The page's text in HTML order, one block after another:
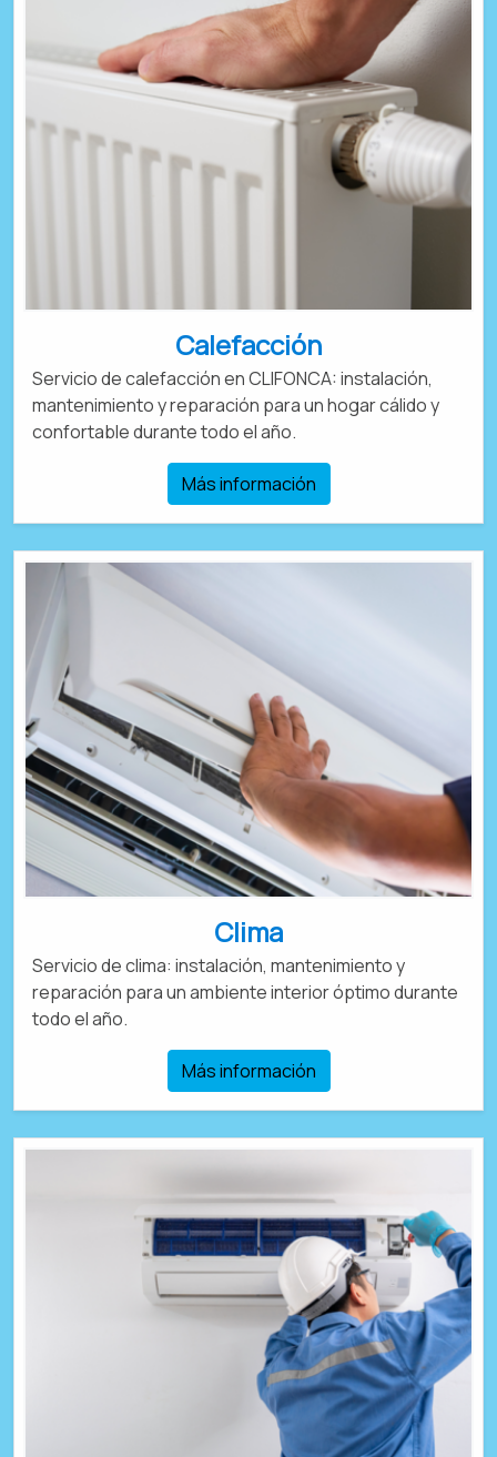
Calefacción
Servicio de calefacción en CLIFONCA: instalación,
mantenimiento y reparación para un hogar cálido y
confortable durante todo el año.
Más información
Clima
Servicio de clima: instalación, mantenimiento y
reparación para un ambiente interior óptimo durante
todo el año.
Más información